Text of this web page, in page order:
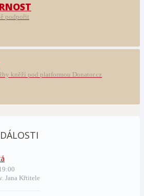
podpořit
kněží pod platformou Donator.cz
Jana Křtitele